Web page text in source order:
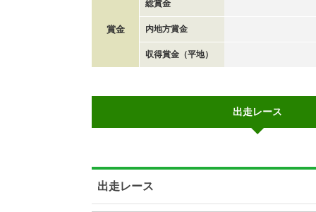
賞金
総賞金
内地方賞金
収得賞金（平地）
出走レース
出走レース